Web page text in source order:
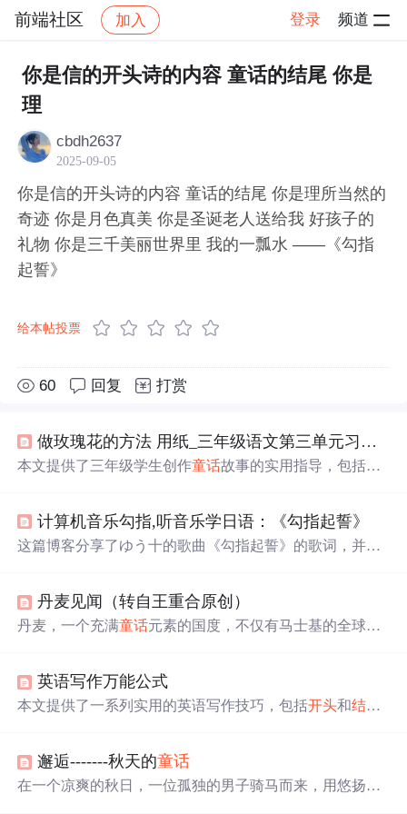
前端社区 加入 登录 频道
社区 前端社区 感慨 帖子详情
你是信的开头诗的内容 童话的结尾 你是
理
cbdh2637
2025-09-05
你是信的开头诗的内容 童话的结尾 你是理所当然的
奇迹 你是月色真美 你是圣诞老人送给我 好孩子的
礼物 你是三千美丽世界里 我的一瓢水 ——《勾指
起誓》
给本帖投票
60 回复 打赏
做玫瑰花的方法 用纸_三年级语文第三单元习作，《编写
本文提供了三年级学生创作童话故事的实用指导，包括如
计算机音乐勾指,听音乐学日语：《勾指起誓》
这篇博客分享了ゆう十的歌曲《勾指起誓》的歌词，并通
童话的结尾’，‘你是圣诞老人送给我的礼物’等，展现了温
柔与坚韧的情感。文章适合日语学习者，通过歌曲感受语
丹麦见闻（转自王重合原创）
丹麦，一个充满童话元素的国度，不仅有马士基的全球航
己的现代童话。本文讲述了丹麦如何克服重重困难，发展
成为世界领先的航运大国和清洁能源先锋。
英语写作万能公式
本文提供了一系列实用的英语写作技巧，包括开头和结尾
邂逅-------秋天的童话
在一个凉爽的秋日，一位孤独的男子骑马而来，用悠扬的